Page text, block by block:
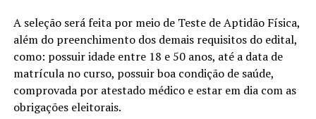
A seleção será feita por meio de Teste de Aptidão Física,
além do preenchimento dos demais requisitos do edital,
como: possuir idade entre 18 e 50 anos, até a data de
matrícula no curso, possuir boa condição de saúde,
comprovada por atestado médico e estar em dia com as
obrigações eleitorais.